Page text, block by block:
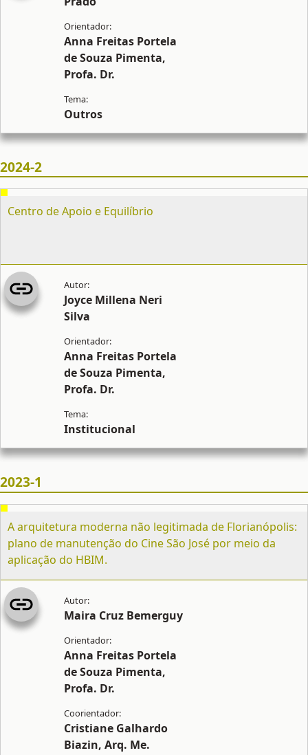
Anna Freitas Portela
de Souza Pimenta,
Profa. Dr.
Outros
2024-2
Centro de Apoio e Equilíbrio
Joyce Millena Neri
Silva
Anna Freitas Portela
de Souza Pimenta,
Profa. Dr.
Institucional
2023-1
A arquitetura moderna não legitimada de Florianópolis:
plano de manutenção do Cine São José por meio da
aplicação do HBIM.
Maira Cruz Bemerguy
Anna Freitas Portela
de Souza Pimenta,
Profa. Dr.
Cristiane Galhardo
Biazin, Arq. Me.